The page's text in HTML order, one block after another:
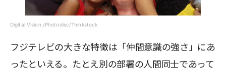
Digital Vision./Photodisc/Thinkstock
フジテレビの大きな特徴は「仲間意識の強さ」にあ
ったといえる。たとえ別の部署の人間同士であって